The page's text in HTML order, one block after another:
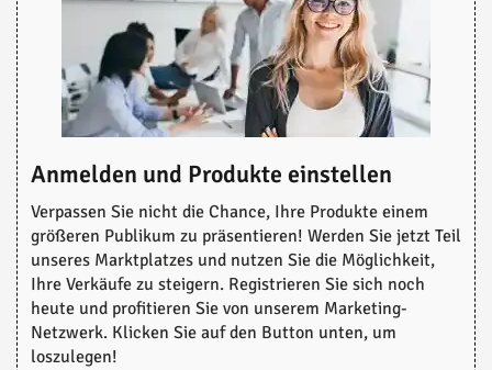
Anmelden und Produkte einstellen
Verpassen Sie nicht die Chance, Ihre Produkte einem
größeren Publikum zu präsentieren! Werden Sie jetzt Teil
unseres Marktplatzes und nutzen Sie die Möglichkeit,
Ihre Verkäufe zu steigern. Registrieren Sie sich noch
heute und profitieren Sie von unserem Marketing-
Netzwerk. Klicken Sie auf den Button unten, um
loszulegen!